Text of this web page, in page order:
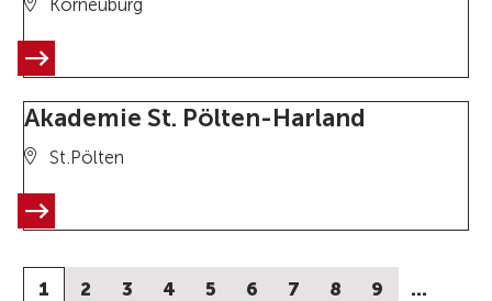
Korneuburg
Akademie St. Pölten-Harland
St.Pölten
1 2 3 4 5 6 7 8 9
…